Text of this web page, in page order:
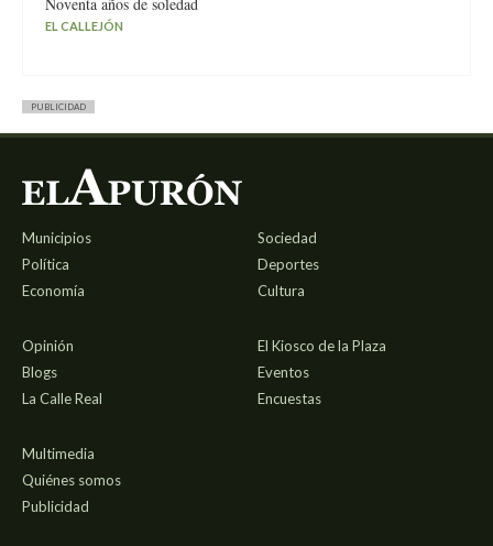
EL CALLEJÓN
PUBLICIDAD
Municipios
Política
Economía
Sociedad
Deportes
Cultura
Opinión
Blogs
La Calle Real
El Kiosco de la Plaza
Eventos
Encuestas
Multimedia
Quiénes somos
Publicidad